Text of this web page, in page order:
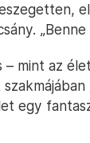
– mint az
egy